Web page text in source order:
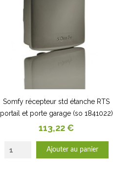
Somfy récepteur std étanche RTS
portail et porte garage (so 1841022)
Prix
113,22 €
Ajouter au panier